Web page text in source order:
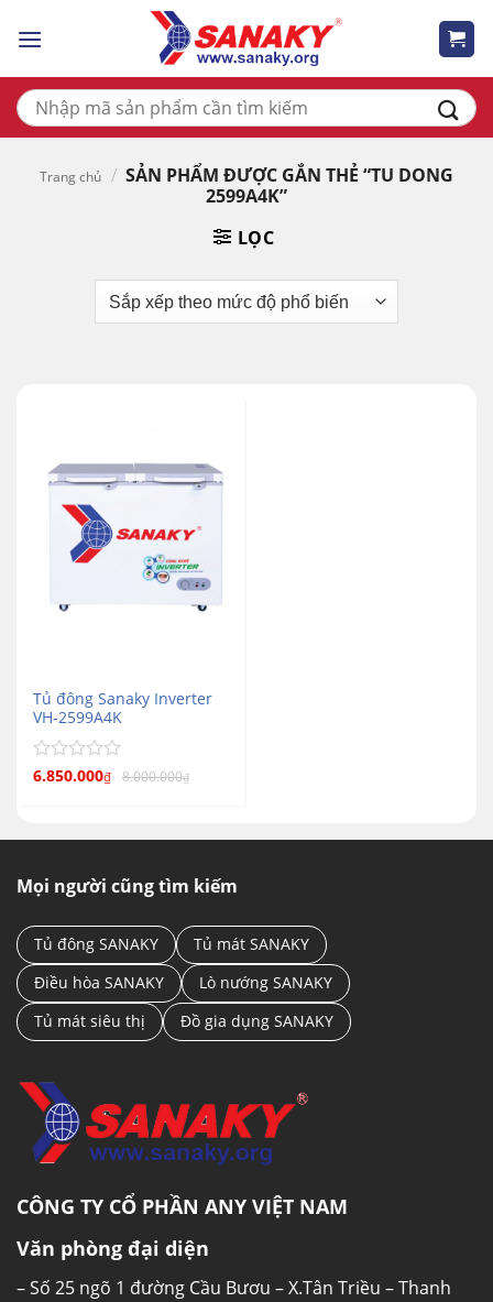
Tìm
kiếm:
Trang chủ / SẢN PHẨM ĐƯỢC GẮN THẺ “TU DONG
2599A4K”
LỌC
Tủ đông Sanaky Inverter
VH-2599A4K
Được
5
6.850.000₫ 8.000.000₫
Mọi người cũng tìm kiếm
Tủ đông SANAKY
Tủ mát SANAKY
Điều hòa SANAKY
Lò nướng SANAKY
Tủ mát siêu thị
Đồ gia dụng SANAKY
CÔNG TY CỔ PHẦN ANY VIỆT NAM
Văn phòng đại diện
– Số 25 ngõ 1 đường Cầu Bươu – X.Tân Triều – Thanh